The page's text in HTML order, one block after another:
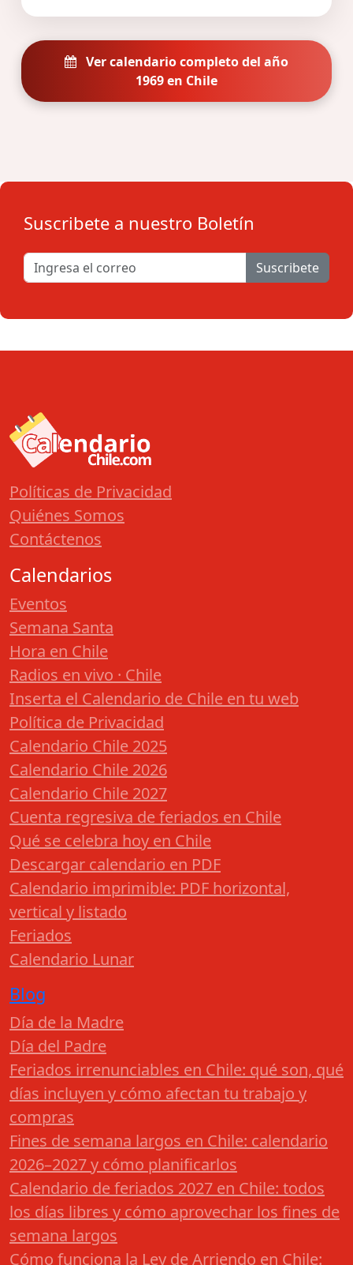
Ver calendario completo del año
1969 en Chile
Suscribete a nuestro Boletín
Suscribete
Políticas de Privacidad
Quiénes Somos
Contáctenos
Calendarios
Eventos
Semana Santa
Hora en Chile
Radios en vivo · Chile
Inserta el Calendario de Chile en tu web
Política de Privacidad
Calendario Chile 2025
Calendario Chile 2026
Calendario Chile 2027
Cuenta regresiva de feriados en Chile
Qué se celebra hoy en Chile
Descargar calendario en PDF
Calendario imprimible: PDF horizontal,
vertical y listado
Feriados
Calendario Lunar
Blog
Día de la Madre
Día del Padre
Feriados irrenunciables en Chile: qué son, qué
días incluyen y cómo afectan tu trabajo y
compras
Fines de semana largos en Chile: calendario
2026–2027 y cómo planificarlos
Calendario de feriados 2027 en Chile: todos
los días libres y cómo aprovechar los fines de
semana largos
Cómo funciona la Ley de Arriendo en Chile: